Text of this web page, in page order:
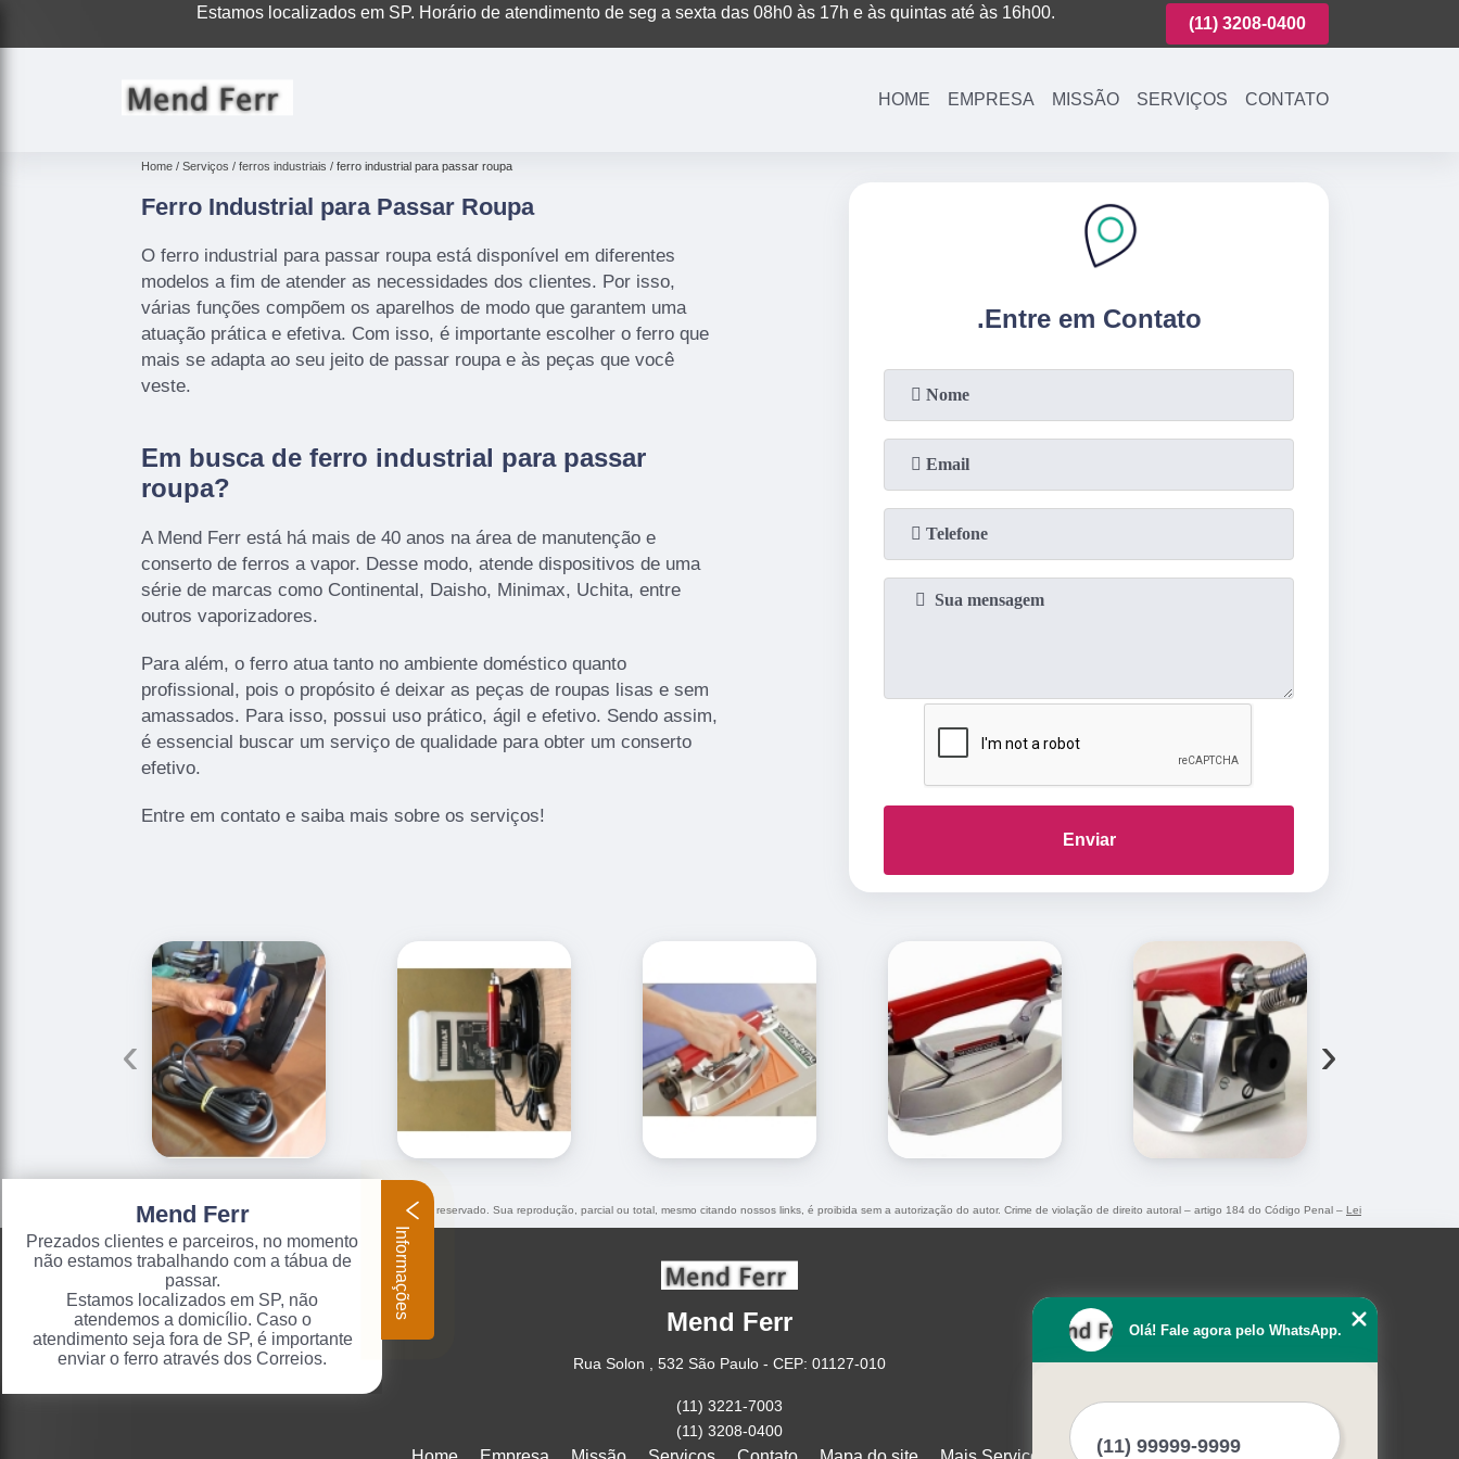
Estamos localizados em SP. Horário de atendimento de seg a sexta das 08h0 às 17h e às quintas até às 16h00.
(11)3221-7003 (11) 3208-0400 (11)3221-7003 (11) 3208-0400
HOME EMPRESA MISSÃO SERVIÇOS CONTATO
Home Serviços ferros industriais ferro industrial para passar roupa
Ferro Industrial para Passar Roupa
O ferro industrial para passar roupa está disponível em diferentes
modelos a fim de atender as necessidades dos clientes. Por isso,
várias funções compõem os aparelhos de modo que garantem uma
atuação prática e efetiva. Com isso, é importante escolher o ferro que
mais se adapta ao seu jeito de passar roupa e às peças que você
veste.
Em busca de ferro industrial para passar
roupa?
A Mend Ferr está há mais de 40 anos na área de manutenção e
conserto de ferros a vapor. Desse modo, atende dispositivos de uma
série de marcas como Continental, Daisho, Minimax, Uchita, entre
outros vaporizadores.
Para além, o ferro atua tanto no ambiente doméstico quanto
profissional, pois o propósito é deixar as peças de roupas lisas e sem
amassados. Para isso, possui uso prático, ágil e efetivo. Sendo assim,
é essencial buscar um serviço de qualidade para obter um conserto
efetivo.
Entre em contato e saiba mais sobre os serviços!
.Entre em Contato
Enviar
‹ ›
O conteúdo do texto "ferro industrial para passar roupa " é de direito reservado. Sua reprodução, parcial ou total, mesmo citando nossos links, é proibida sem a autorização do autor. Crime de violação de direito autoral – artigo 184 do Código Penal – Lei
9610/98 - Lei de direitos autorais.
Mend Ferr
Rua Solon , 532 São Paulo - CEP: 01127-010
(11) 3221-7003
(11) 3208-0400
Olá! Fale agora pelo WhatsApp.
Mend Ferr
Prezados clientes e parceiros, no momento
não estamos trabalhando com a tábua de
passar.
Estamos localizados em SP, não
atendemos a domicílio. Caso o
atendimento seja fora de SP, é importante
enviar o ferro através dos Correios.
Informações